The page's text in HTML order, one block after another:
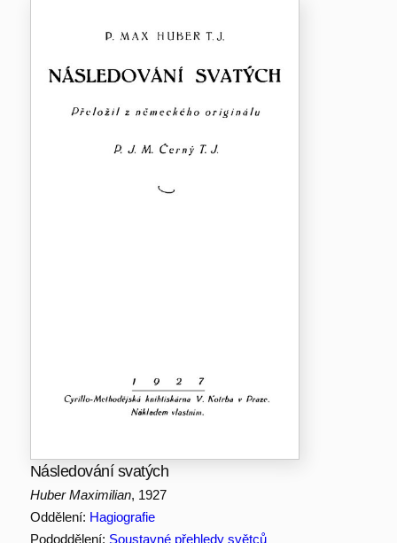
Následování svatých
Huber Maximilian, 1927
Oddělení: Hagiografie
Pododdělení: Soustavné přehledy světců